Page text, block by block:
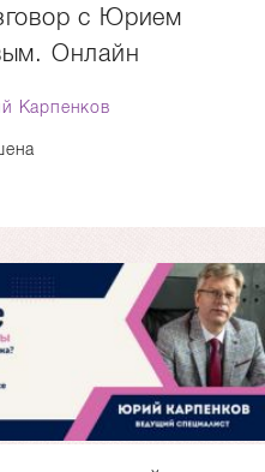
с Юрием
Онлайн
Карпенков